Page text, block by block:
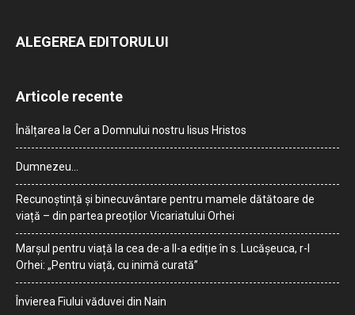
ALEGEREA EDITORULUI
Articole recente
Înălțarea la Cer a Domnului nostru Iisus Hristos
Dumnezeu…
Recunoștință și binecuvântare pentru mamele dătătoare de
viață – din partea preoților Vicariatului Orhei
Marșul pentru viață la cea de-a II-a ediție în s. Lucășeuca, r-l
Orhei: „Pentru viață, cu inimă curată”
Învierea Fiului văduvei din Nain